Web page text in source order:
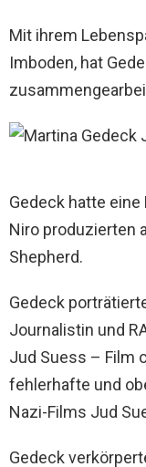
Mit ihrem
Imboden, hat
Gedeck hatte eine
Niro produzierten
Shepherd.
Gedeck
Journalistin und
Jud Suess – Film
fehlerhafte und
Nazi-Films Jud
Gedeck